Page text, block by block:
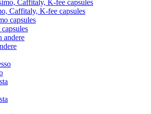
Caffitaly, K-fee capsules